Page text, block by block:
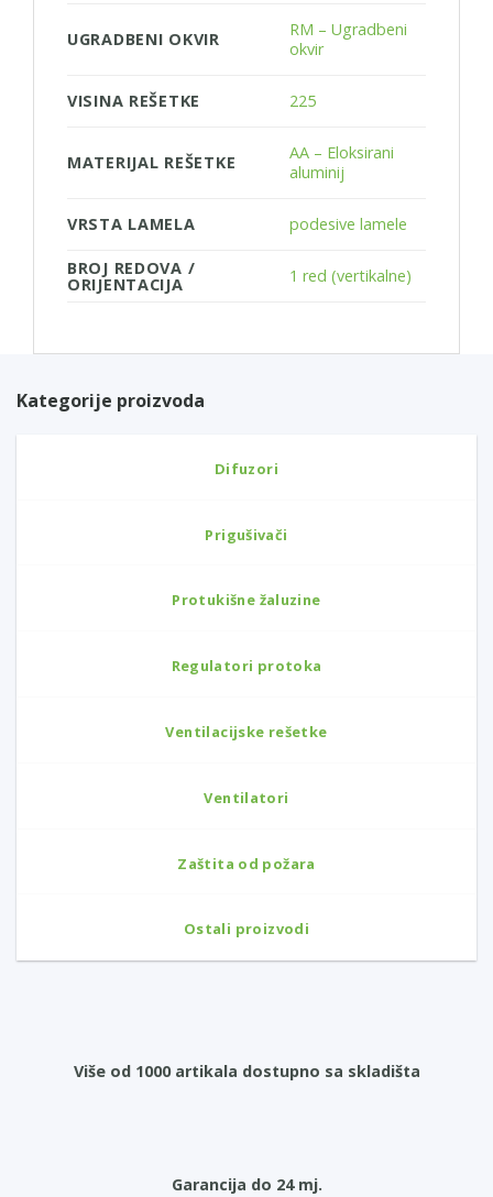
UGRADBENI OKVIR
RM – Ugradbeni
okvir
VISINA REŠETKE 225
MATERIJAL REŠETKE
AA – Eloksirani
aluminij
VRSTA LAMELA podesive lamele
BROJ REDOVA /
ORIJENTACIJA 1 red (vertikalne)
Kategorije proizvoda
Difuzori
Prigušivači
Protukišne žaluzine
Regulatori protoka
Ventilacijske rešetke
Ventilatori
Zaštita od požara
Ostali proizvodi
Više od 1000 artikala dostupno sa skladišta
Garancija do 24 mj.